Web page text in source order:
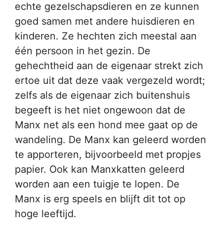
echte gezelschapsdieren en ze kunnen
goed samen met andere huisdieren en
kinderen. Ze hechten zich meestal aan
één persoon in het gezin. De
gehechtheid aan de eigenaar strekt zich
ertoe uit dat deze vaak vergezeld wordt;
zelfs als de eigenaar zich buitenshuis
begeeft is het niet ongewoon dat de
Manx net als een hond mee gaat op de
wandeling. De Manx kan geleerd worden
te apporteren, bijvoorbeeld met propjes
papier. Ook kan Manxkatten geleerd
worden aan een tuigje te lopen. De
Manx is erg speels en blijft dit tot op
hoge leeftijd.